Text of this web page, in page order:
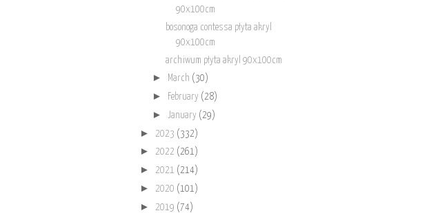
90x100cm
bosonoga contessa płyta akryl
90x100cm
archiwum płyta akryl 90x100cm
► March (30)
► February (28)
► January (29)
► 2023 (332)
► 2022 (261)
► 2021 (214)
► 2020 (101)
► 2019 (74)